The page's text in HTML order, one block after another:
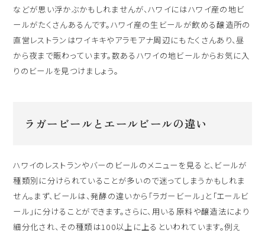
などが思い浮かぶかもしれませんが、ハワイにはハワイ産の地ビ
ールがたくさんあるんです。ハワイ産の生ビールが飲める醸造所の
直営レストランはワイキキやアラモアナ周辺にもたくさんあり、昼
から夜まで賑わっています。数あるハワイの地ビールからお気に入
りのビールを見つけましょう。
ラガービールとエールビールの違い
ハワイのレストランやバーのビールのメニューを見ると、ビールが
種類別に分けられていることが多いので迷ってしまうかもしれま
せん。まず、ビールは、発酵の違いから「ラガービール」と「エールビ
ール」に分けることができます。さらに、用いる原料や醸造法により
細分化され、その種類は100以上に上るといわれています。例え
ご予約の流れ
ハワイ旅行～ご出発からご帰国までの流れ～
CLOSE
宿泊予約のみのお客様
シェラトン・ワイキキ・ビーチリゾート
モアナサーフライダー ウェスティンリゾート&スパ
ご予約内容の確認・キャンセル